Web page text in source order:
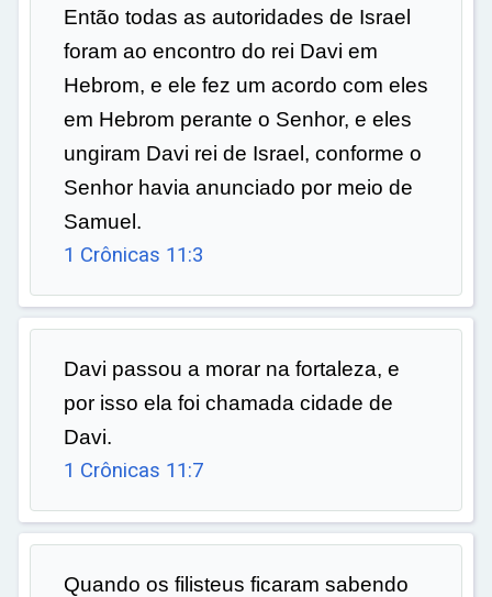
Então todas as autoridades de Israel
foram ao encontro do rei Davi em
Hebrom, e ele fez um acordo com eles
em Hebrom perante o Senhor, e eles
ungiram Davi rei de Israel, conforme o
Senhor havia anunciado por meio de
Samuel.
1 Crônicas 11:3
Davi passou a morar na fortaleza, e
por isso ela foi chamada cidade de
Davi.
1 Crônicas 11:7
Quando os filisteus ficaram sabendo